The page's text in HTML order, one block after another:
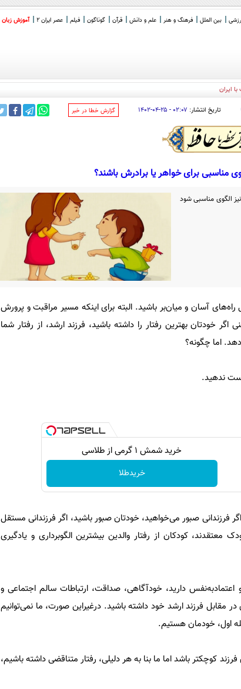
بین الملل فرهنگ و هنر علم و دانش قرآن گوناگون فیلم عصر ایران 2 آموزش زبان
تاریخ انتشار: ۰۲:۰۷ - ۲۵-۰۴-۱۴۰۲ ‌گزارش خطا در خبر
مناسبی برای خواهر یا برادرش باشند؟
الگوی مناسبی شود
آسان و میان‌بر باشید. البته برای اینکه مسیر مراقبت و پرورش
خودتان بهترین رفتار را داشته باشید، فرزند ارشد، از رفتار شما
اما چگونه؟
ندهید.
خرید شمش 1 گرمی از طلاسی
خریدطلا
فرزندانی صبور می‌خواهید، خودتان صبور باشید، اگر فرزندانی مستقل
کودکان از رفتار والدین بیشترین الگوبرداری و یادگیری
دارید، خودآگاهی، صداقت، ارتباطات سالم اجتماعی و
در مقابل فرزند ارشد خود داشته باشید. درغیراین‌ صورت، ما نمی‌توانیم
اول،‌ خودمان هستیم.
کوچکتر باشد اما ما بنا به هر دلیلی، رفتار متناقضی داشته باشیم،